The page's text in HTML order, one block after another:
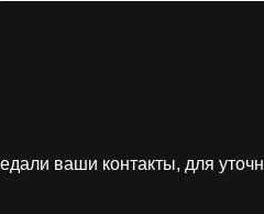
ваши контакты, для